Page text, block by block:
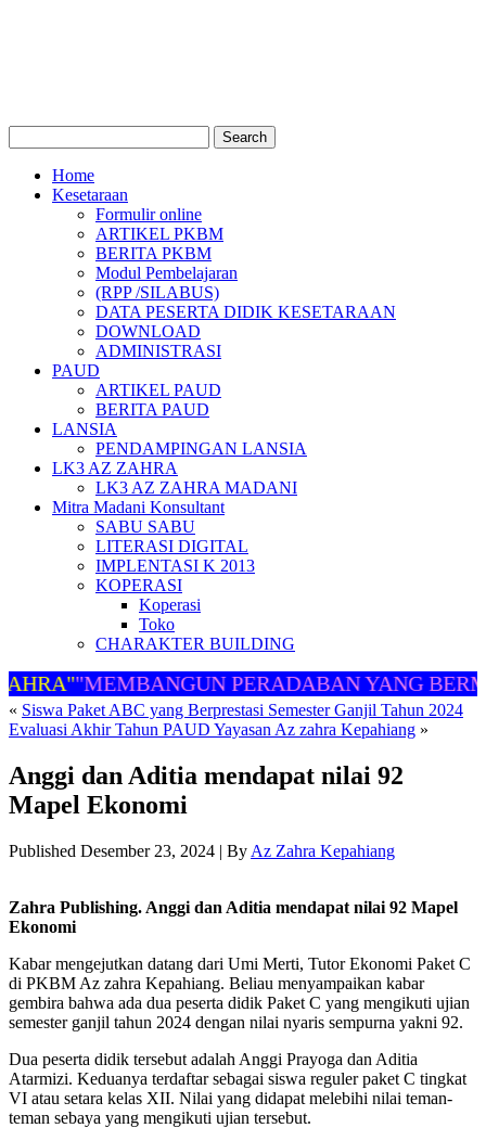
Home
Kesetaraan
Formulir online
ARTIKEL PKBM
BERITA PKBM
Modul Pembelajaran
(RPP /SILABUS)
DATA PESERTA DIDIK KESETARAAN
DOWNLOAD
ADMINISTRASI
PAUD
ARTIKEL PAUD
BERITA PAUD
LANSIA
PENDAMPINGAN LANSIA
LK3 AZ ZAHRA
LK3 AZ ZAHRA MADANI
Mitra Madani Konsultant
SABU SABU
LITERASI DIGITAL
IMPLENTASI K 2013
KOPERASI
Koperasi
Toko
CHARAKTER BUILDING
"MEMBANGUN PERADABAN YANG
« Siswa Paket ABC yang Berprestasi Semester Ganjil Tahun 2024
Evaluasi Akhir Tahun PAUD Yayasan Az zahra Kepahiang »
Anggi dan Aditia mendapat nilai 92
Mapel Ekonomi
Published Desember 23, 2024 | By Az Zahra Kepahiang
Zahra Publishing. Anggi dan Aditia mendapat nilai 92 Mapel
Ekonomi
Kabar mengejutkan datang dari Umi Merti, Tutor Ekonomi Paket C
di PKBM Az zahra Kepahiang. Beliau menyampaikan kabar
gembira bahwa ada dua peserta didik Paket C yang mengikuti ujian
semester ganjil tahun 2024 dengan nilai nyaris sempurna yakni 92.
Dua peserta didik tersebut adalah Anggi Prayoga dan Aditia
Atarmizi. Keduanya terdaftar sebagai siswa reguler paket C tingkat
VI atau setara kelas XII. Nilai yang didapat melebihi nilai teman-
teman sebaya yang mengikuti ujian tersebut.